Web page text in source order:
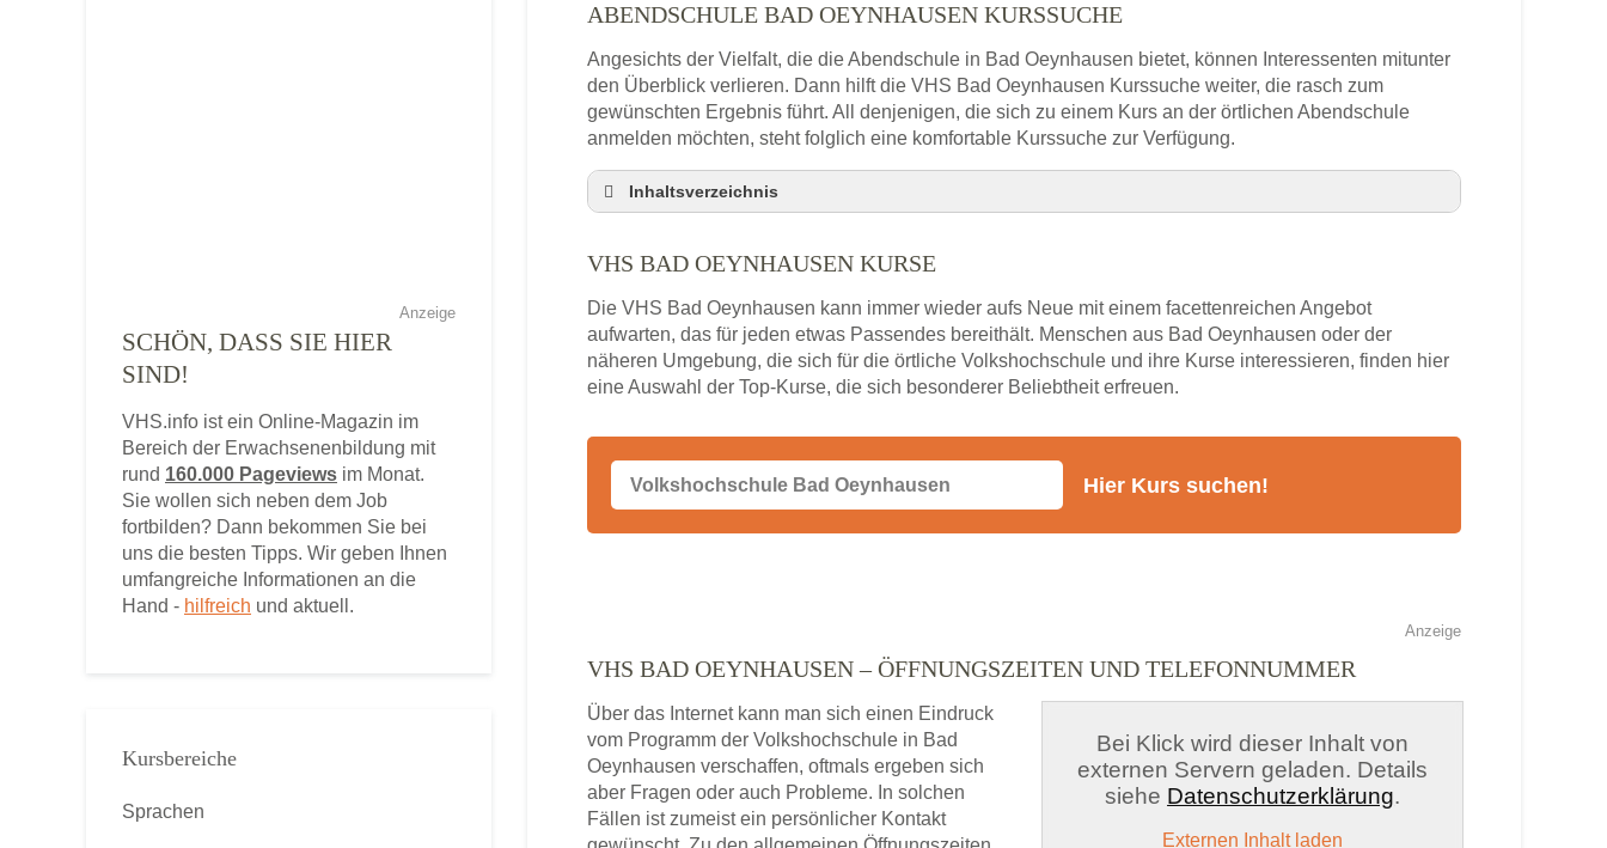
ABENDSCHULE BAD OEYNHAUSEN KURSSUCHE
Angesichts der Vielfalt, die die Abendschule in Bad Oeynhausen bietet, können Interessenten mitunter
den Überblick verlieren. Dann hilft die VHS Bad Oeynhausen Kurssuche weiter, die rasch zum
gewünschten Ergebnis führt. All denjenigen, die sich zu einem Kurs an der örtlichen Abendschule
anmelden möchten, steht folglich eine komfortable Kurssuche zur Verfügung.
Inhaltsverzeichnis
VHS Bad Oeynhausen Kurse
Stellenangebote der Volkshochschule Bad Oeynhausen
Online-Kurse – Alternative Angebote zum VHS-Kurs
Alternativen zum VHS Programm 2026 in Bad Oeynhausen
VHS BAD OEYNHAUSEN KURSE
Die VHS Bad Oeynhausen kann immer wieder aufs Neue mit einem facettenreichen Angebot
aufwarten, das für jeden etwas Passendes bereithält. Menschen aus Bad Oeynhausen oder der
näheren Umgebung, die sich für die örtliche Volkshochschule und ihre Kurse interessieren, finden hier
eine Auswahl der Top-Kurse, die sich besonderer Beliebtheit erfreuen.
Anzeige
VHS BAD OEYNHAUSEN – ÖFFNUNGSZEITEN UND TELEFONNUMMER
Über das Internet kann man sich einen Eindruck
vom Programm der Volkshochschule in Bad
Oeynhausen verschaffen, oftmals ergeben sich
aber Fragen oder auch Probleme. In solchen
Fällen ist zumeist ein persönlicher Kontakt
Bei Klick wird dieser Inhalt von
externen Servern geladen. Details
siehe Datenschutzerklärung.
Externen Inhalt laden
Anzeige
SCHÖN, DASS SIE HIER
SIND!
VHS.info ist ein Online-Magazin im
Bereich der Erwachsenenbildung mit
rund 160.000 Pageviews im Monat.
Sie wollen sich neben dem Job
fortbilden? Dann bekommen Sie bei
uns die besten Tipps. Wir geben Ihnen
umfangreiche Informationen an die
Hand - hilfreich und aktuell.
Kursbereiche
Sprachen